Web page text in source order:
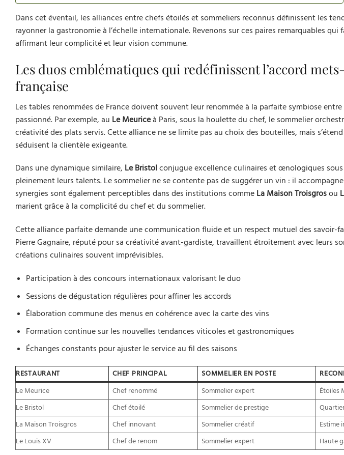
Dans cet éventail, les alliances entre chefs étoilés et sommeliers reconnus définissent les
rayonner la gastronomie à l’échelle internationale. Revenons sur ces paires remarquables
affirmant leur complicité et leur vision commune.
Les duos emblématiques qui redéfinissent l’accord
française
Les tables renommées de France doivent souvent leur renommée à la parfaite symbiose
passionné. Par exemple, au Le Meuriceà Paris, sous la houlette du chef, le sommelier
créativité des plats servis. Cette alliance ne se limite pas au choix des bouteilles, mais
séduisent la clientèle exigeante.
Dans une dynamique similaire, Le Bristolconjugue excellence culinaires et œnologiques
pleinement leurs talents. Le sommelier ne se contente pas de suggérer un vin : il
synergies sont également perceptibles dans des institutions comme La Maison Troisgrosou
marient grâce à la complicité du chef et du sommelier.
Cette alliance parfaite demande une communication fluide et un respect mutuel des savoir-
Pierre Gagnaire, réputé pour sa créativité avant-gardiste, travaillent étroitement avec leurs
créations culinaires souvent imprévisibles.
Participation à des concours internationaux valorisant le duo
Sessions de dégustation régulières pour affiner les accords
Élaboration commune des menus en cohérence avec la carte des vins
Formation continue sur les nouvelles tendances viticoles et gastronomiques
Échanges constants pour ajuster le service au fil des saisons
RESTAURANT CHEF PRINCIPAL SOMMELIER EN POSTE
Le Meurice
Chef renommé Sommelier expert
Étoiles
Le Bristol
Chef étoilé Sommelier de prestige
La Maison Troisgros
Chef innovant Sommelier créatif
Estime
Le Louis XV
Chef de renom Sommelier expert Haute